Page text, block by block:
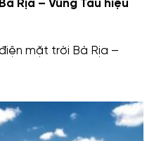
Rịa – Vũng Tàu hiệu
mặt trời Bà Rịa –